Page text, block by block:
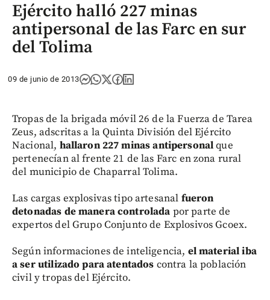
Ejército halló 227 minas
antipersonal de las Farc en sur
del Tolima
09 de junio de 2013
Tropas de la brigada móvil 26 de la Fuerza de Tarea
Zeus, adscritas a la Quinta División del Ejército
Nacional, hallaron 227 minas antipersonalque
pertenecían al frente 21 de las Farc en zona rural
del municipio de Chaparral Tolima.
Las cargas explosivas tipo artesanal fueron
detonadas de manera controlada por parte de
expertos del Grupo Conjunto de Explosivos Gcoex.
Según informaciones de inteligencia, el material iba
a ser utilizado para atentados contra la población
civil y tropas del Ejército.